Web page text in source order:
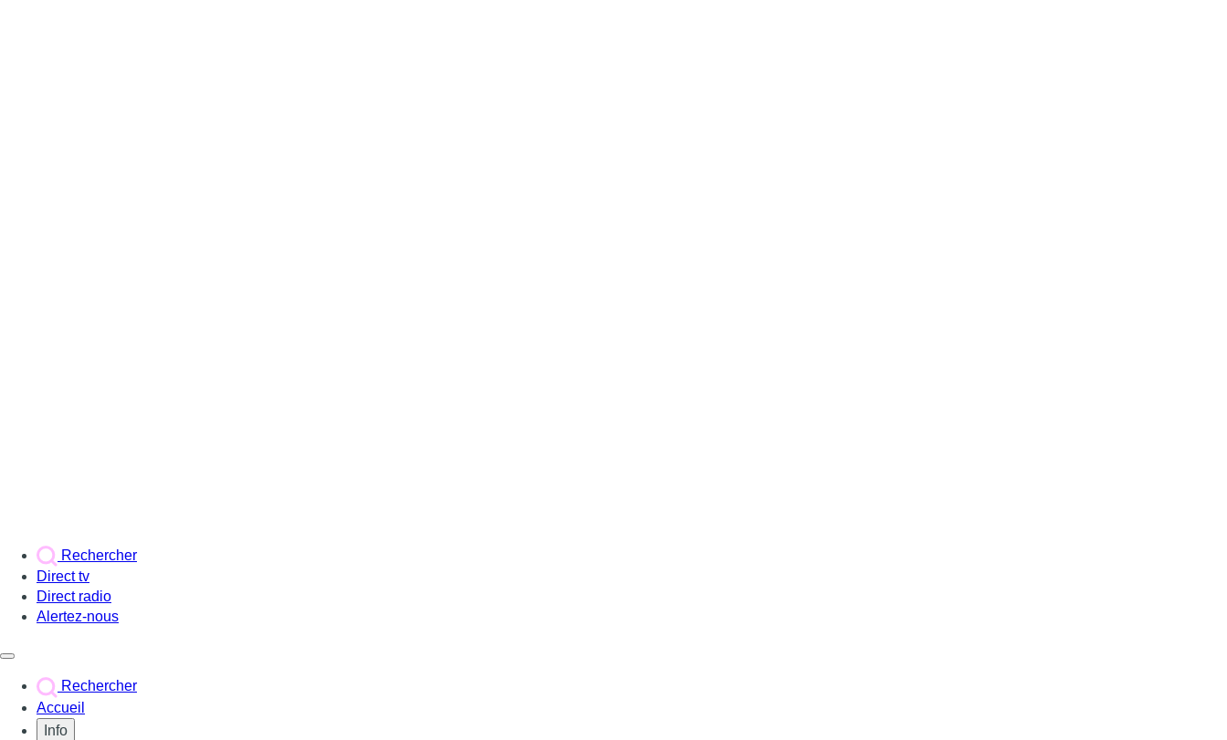
Rechercher
Direct tv
Direct radio
Alertez-nous
Rechercher
Accueil
Info